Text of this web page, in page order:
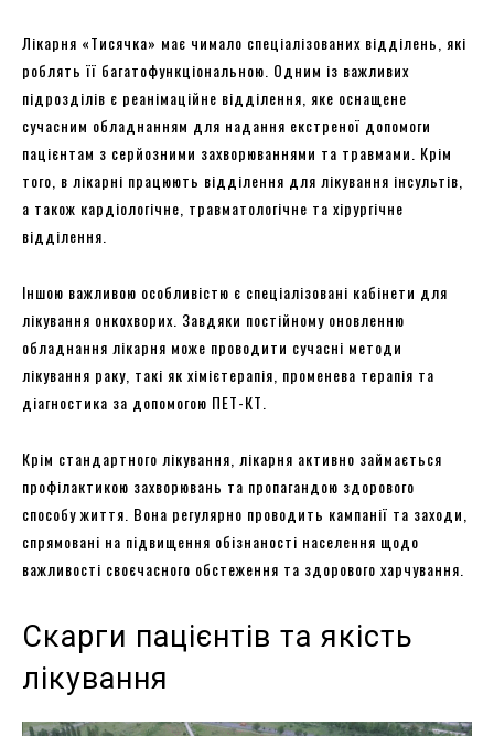
Лікарня «Тисячка» має чимало спеціалізованих відділень, які
роблять її багатофункціональною. Одним із важливих
підрозділів є реанімаційне відділення, яке оснащене
сучасним обладнанням для надання екстреної допомоги
пацієнтам з серйозними захворюваннями та травмами. Крім
того, в лікарні працюють відділення для лікування інсультів,
а також кардіологічне, травматологічне та хірургічне
відділення.
Іншою важливою особливістю є спеціалізовані кабінети для
лікування онкохворих. Завдяки постійному оновленню
обладнання лікарня може проводити сучасні методи
лікування раку, такі як хімієтерапія, променева терапія та
діагностика за допомогою ПЕТ-КТ.
Крім стандартного лікування, лікарня активно займається
профілактикою захворювань та пропагандою здорового
способу життя. Вона регулярно проводить кампанії та заходи,
спрямовані на підвищення обізнаності населення щодо
важливості своєчасного обстеження та здорового харчування.
Скарги пацієнтів та якість
лікування